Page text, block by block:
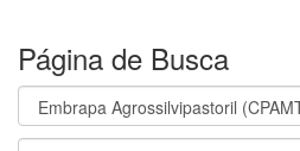
Página de Busca